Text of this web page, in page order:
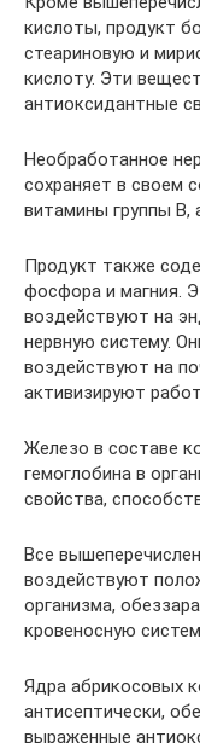
кислоты, продукт
стеариновую и
кислоту. Эти
антиоксидантные
Необработанное
сохраняет в своем
витамины группы В,
Продукт также
фосфора и магния.
воздействуют на
нервную систему.
воздействуют на
активизируют
Железо в составе
гемоглобина в
свойства,
Все
воздействуют
организма,
кровеносную
Ядра абрикосовых
антисептически,
выраженные